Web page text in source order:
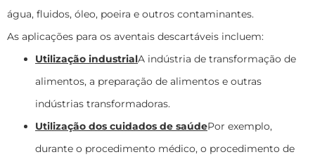
água, fluidos, óleo, poeira e outros contaminantes.
As aplicações para os aventais descartáveis incluem:
Utilização industrialA indústria de transformação de
alimentos, a preparação de alimentos e outras
indústrias transformadoras.
Utilização dos cuidados de saúdePor exemplo,
durante o procedimento médico, o procedimento de